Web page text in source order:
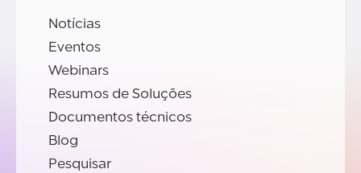
Notícias
Eventos
Webinars
Resumos de Soluções
Documentos técnicos
Blog
Pesquisar